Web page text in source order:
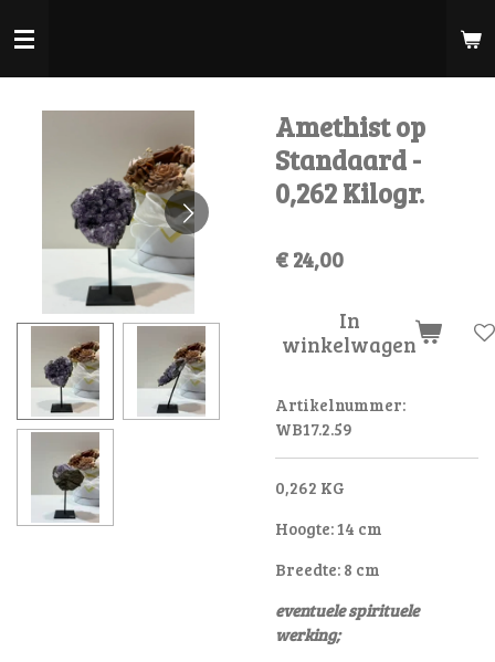
direct
Amethist op
Standaard -
0,262 Kilogr.
€ 24,00
In
winkelwagen
Artikelnummer:
WB17.2.59
0,262 KG
Hoogte: 14 cm
Breedte: 8 cm
eventuele spirituele
werking;